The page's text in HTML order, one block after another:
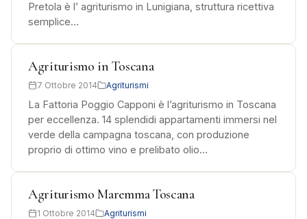
Pretola è l’ agriturismo in Lunigiana, struttura ricettiva
semplice…
Agriturismo in Toscana
7 Ottobre 2014 Agriturismi
La Fattoria Poggio Capponi è l’agriturismo in Toscana
per eccellenza. 14 splendidi appartamenti immersi nel
verde della campagna toscana, con produzione
proprio di ottimo vino e prelibato olio…
Agriturismo Maremma Toscana
1 Ottobre 2014 Agriturismi